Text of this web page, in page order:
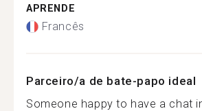
APRENDE
Francês
Parceiro/a de bate-papo ideal
Someone happy to have a chat